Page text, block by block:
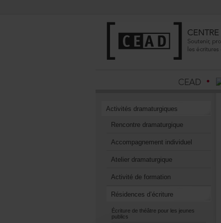
Activitésdramaturgiques
Rencontredramaturgique
Accompagnementindividuel
Atelierdramaturgique
Activitédeformation
Résidencesd’écriture
Écrituredethéâtrepourlesjeunes
publics